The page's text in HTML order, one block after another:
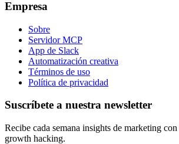
Empresa
Sobre
Servidor MCP
App de Slack
Automatización creativa
Términos de uso
Política de privacidad
Suscríbete a nuestra newsletter
Recibe cada semana insights de marketing
growth hacking.